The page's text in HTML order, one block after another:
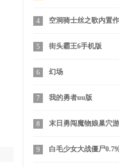
14 雷霆战机2026最新版
15 火柴人战争哥斯拉FM
16 决斗高手3
17 绝地生存
18 初音未来缤纷舞台
19 僵尸生存大战免费